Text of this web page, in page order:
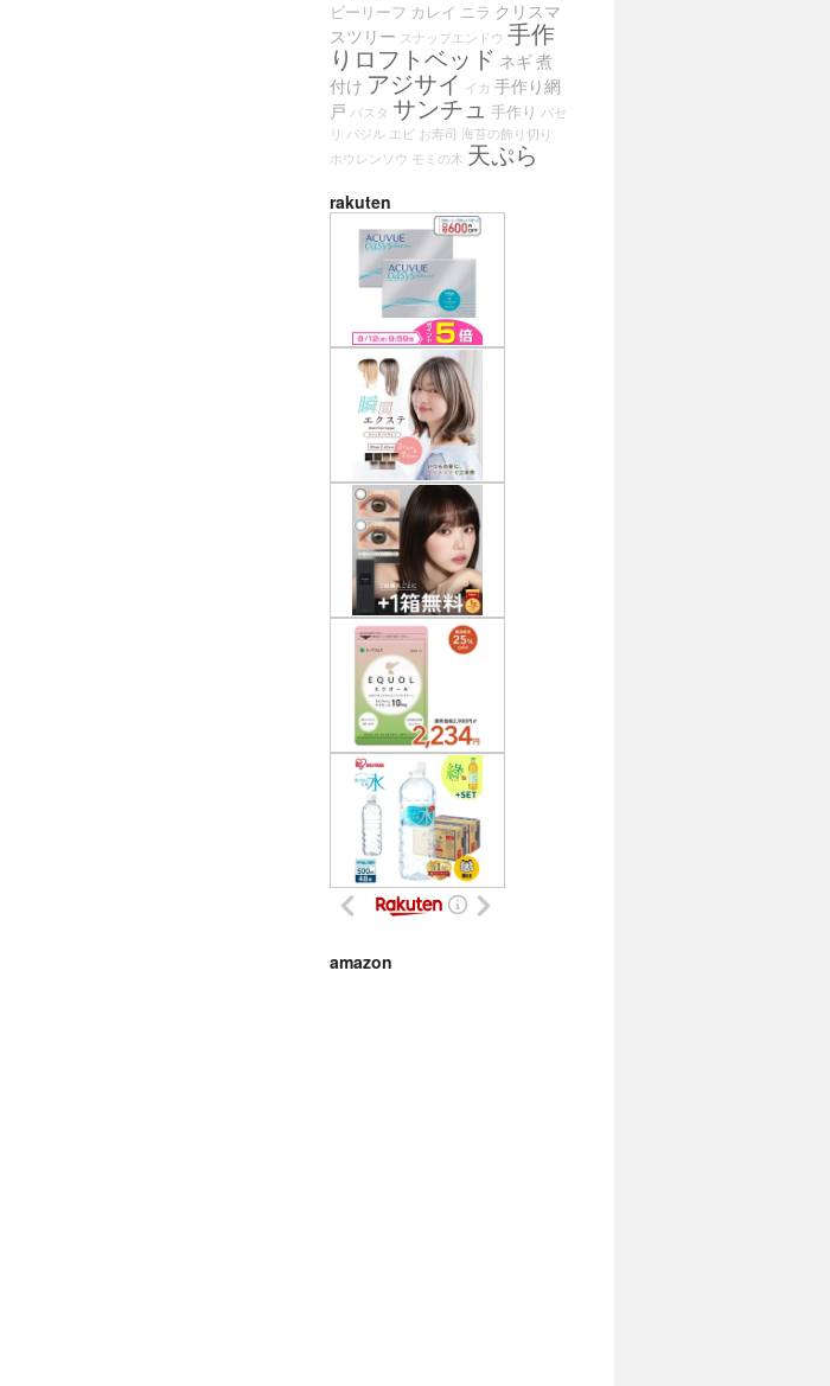
ビーリーフ カレイ ニラ クリスマ
スツリー スナップエンドウ 手作
りロフトベッド ネギ煮
付け アジサイ イカ 手作り網
戸 パスタ サンチュ 手作り パセ
リ バジル エビ お寿司 海苔の飾り切り
ホウレンソウ モミの木 天ぷら
rakuten
amazon